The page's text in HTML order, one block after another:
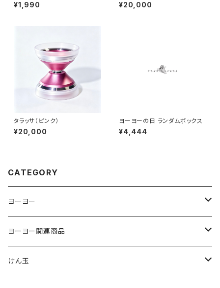
¥1,990 ¥20,000
タラッサ（ピンク）
¥20,000
ヨーヨーの日 ランダムボックス
¥4,444
CATEGORY
ヨーヨー
ジャパンテクノロジー
サムシング
ヨーヨー関連商品
ストリング
けん玉